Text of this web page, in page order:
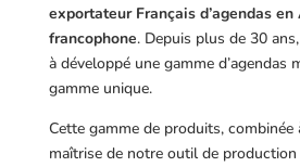
exportateur Français d’agendas en
francophone. Depuis plus de 30
à développé une gamme d’agendas
gamme unique.
Cette gamme de produits, combinée
maîtrise de notre outil de